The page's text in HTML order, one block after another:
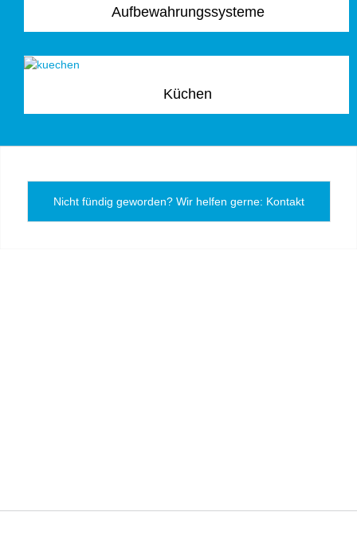
Aufbewahrungssysteme
Küchen
Nicht fündig geworden? Wir helfen gerne: Kontakt